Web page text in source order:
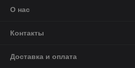
О нас
Контакты
Доставка и оплата